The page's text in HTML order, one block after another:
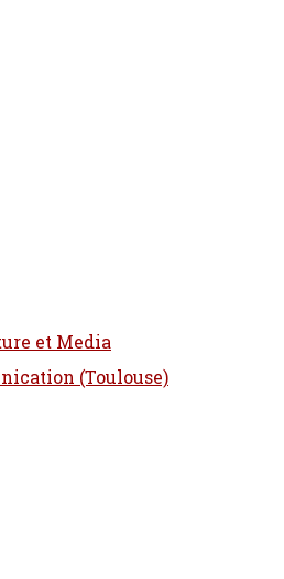
et Media
(Toulouse)